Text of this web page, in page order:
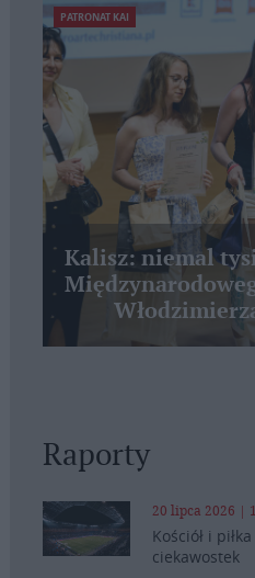
PATRONAT KAI
Kalisz: niemal
Raporty
20 lipca 2026 |
Kościół i
ciekawostek